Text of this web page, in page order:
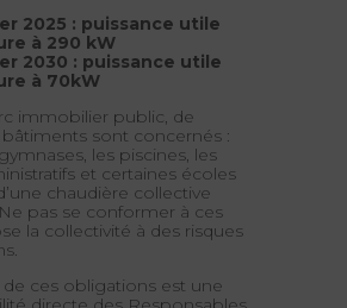
2025 : puissance utile
à 290 kW
2030 : puissance utile
à 70kW
immobilier public, de
sont concernés :
les piscines, les
et certaines écoles
chaudière collective
pas se conformer à ces
la collectivité à des risques
ces obligations est une